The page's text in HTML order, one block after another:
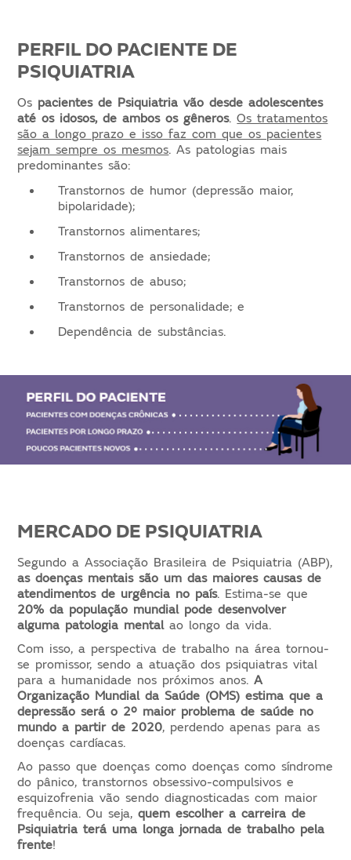
PERFIL DO PACIENTE DE
PSIQUIATRIA
Os pacientes de Psiquiatria vão desde adolescentes
até os idosos, de ambos os gêneros.Os tratamentos
são a longo prazo e isso faz com que os pacientes
sejam sempre os mesmos. As patologias mais
predominantes são:
Transtornos de humor (depressão maior,
bipolaridade);
Transtornos alimentares;
Transtornos de ansiedade;
Transtornos de abuso;
Transtornos de personalidade; e
Dependência de substâncias.
MERCADO DE PSIQUIATRIA
Segundo a Associação Brasileira de Psiquiatria (ABP),
as doenças mentais são um das maiores causas de
atendimentos de urgência no país. Estima-se que
20% da população mundial pode desenvolver
alguma patologia mentalao longo da vida.
Com isso, a perspectiva de trabalho na área tornou-
se promissor, sendo a atuação dos psiquiatras vital
para a humanidade nos próximos anos.A
Organização Mundial da Saúde (OMS) estima que a
depressão será o 2º maior problema de saúde no
mundo a partir de 2020, perdendo apenas para as
doenças cardíacas.
Ao passo que doenças como doenças como síndrome
do pânico, transtornos obsessivo-compulsivos e
esquizofrenia vão sendo diagnosticadas com maior
frequência. Ou seja,quem escolher a carreira de
Psiquiatria terá uma longa jornada de trabalho pela
frente!